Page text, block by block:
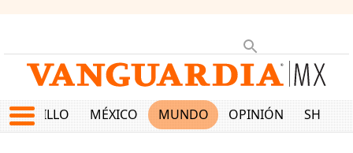
SALTILLO MÉXICO MUNDO OPINIÓN SHOW